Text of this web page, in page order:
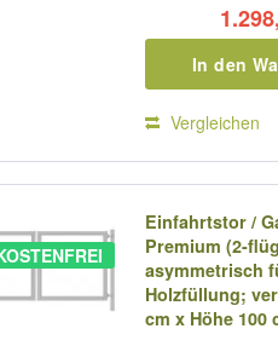
In den
Vergleichen
Einfahrtstor /
Premium (2-
asymmetrisch
Holzfüllung;
cm x Höhe 100